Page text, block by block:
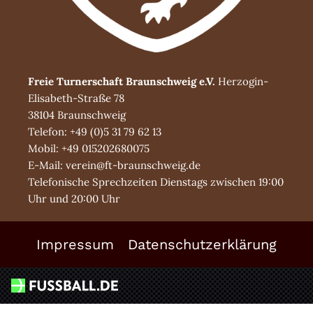
Freie Turnerschaft Braunschweig e.V. Herzogin-
Elisabeth-Straße 78
38104 Braunschweig
Telefon: +49 (0)5 31 79 62 13
Mobil: +49 015202680075
E-Mail: verein@ft-braunschweig.de
Telefonische Sprechzeiten Dienstags zwischen 19:00
Uhr und 20:00 Uhr
Impressum Datenschutzerklärung